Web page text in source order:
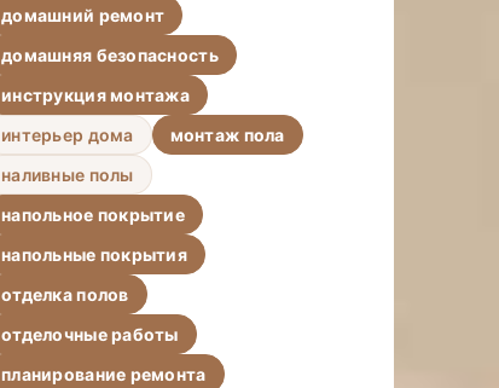
домашний ремонт
домашняя безопасность
инструкция монтажа
интерьер дома
монтаж пола
наливные полы
напольное покрытие
напольные покрытия
отделка полов
отделочные работы
планирование ремонта